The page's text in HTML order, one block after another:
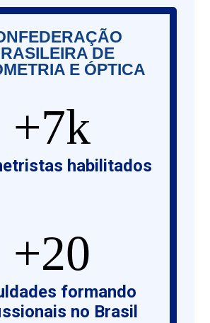
DE
E ÓPTICA
7k
habilitados
20
formando
no Brasil